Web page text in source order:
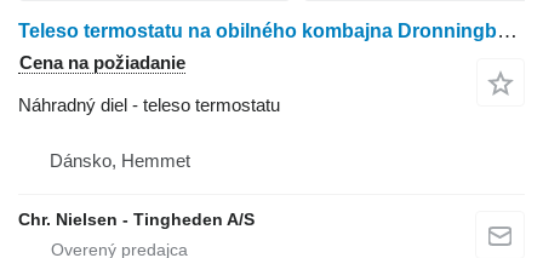
Teleso termostatu na obilného kombajna Dronningborg D7500
Cena na požiadanie
Náhradný diel - teleso termostatu
Dánsko, Hemmet
Chr. Nielsen - Tingheden A/S